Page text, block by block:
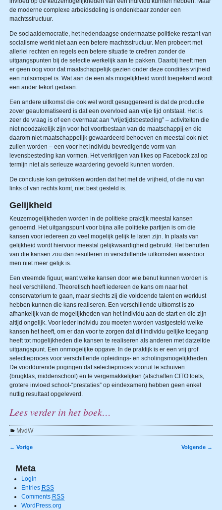
de moderne complexe arbeidsdeling is ondenkbaar zonder een
machtsstructuur.
De sociaaldemocratie, het hedendaagse ondermaatse politieke restant van
socialisme werkt niet aan een betere machtsstructuur. Men probeert met
allerlei rechten en regels een betere situatie te creëren zonder de
uitgangspunten bij de selectie werkelijk aan te pakken. Daarbij heeft men
er geen oog voor dat maatschappelijk gezien onder deze condities vrijheid
een nul­som­spel is. Wat aan de een als mogelijkheid wordt toegekend wordt
een ander tekort gedaan.
Een andere uitkomst die ook wel wordt gesuggereerd is dat de productie
zover geautomatiseerd is dat een overvloed aan vrije tijd ontstaat. Het is
zeer de vraag is of een overmaat aan “vrijetijdsbesteding” – activiteiten die
niet noodzakelijk zijn voor het voortbestaan van de maatschappij en die
daarom niet maatschappelijk gewaardeerd behoeven en meestal ook niet
zullen worden – een voor het individu bevredigende vorm van
levensbesteding kan vormen. Het verkrijgen van likes op Facebook zal op
termijn niet als serieuze waardering gevoeld kunnen worden.
De conclusie kan getrokken worden dat het met de vrijheid, of die nu van
links of van rechts komt, niet best gesteld is.
Gelijkheid
Keuzemogelijkheden worden in de politieke praktijk meestal kansen
genoemd. Het uitgangspunt voor bijna alle politieke partijen is om die
kansen voor iedereen zo veel mogelijk gelijk te laten zijn. In plaats van
gelijkheid wordt hiervoor meestal gelijkwaardigheid gebruikt. Het benutten
van die kansen zou dan resulteren in verschillende uitkomsten waardoor
men niet meer gelijk is.
Een vreemde figuur, want welke kansen door wie benut kunnen worden is
heel verschillend. Theoretisch heeft iedereen de kans om naar het
conservatorium te gaan, maar slechts zij die voldoende talent en werklust
hebben kunnen die kans realiseren. Een verschillende uitkomst is zo
afhankelijk van de mogelijkheden van het individu aan de start en die zijn
altijd ongelijk. Voor ieder individu zou moeten worden vastgesteld welke
kansen het heeft, om er dan voor te zorgen dat dit individu gelijke toegang
heeft tot mogelijkheden die kansen te realiseren als anderen met datzelfde
uitgangspunt. Een onmogelijke opgave. In de praktijk is er een vrij grof
selectieproces voor verschillende opleidings- en scholingsmogelijkheden.
De voortdurende pogingen dat selectieproces vooruit te schuiven
(brugklas, middenschool) en te vergemakkelijken (afschaffen CITO toets,
grotere invloed school-“prestaties” op eindexamen) hebben geen enkel
nuttig resultaat opgeleverd.
Lees verder in het boek…
MvdW
← Vorige Volgende →
Meta
Login
Entries RSS
Comments RSS
WordPress.org